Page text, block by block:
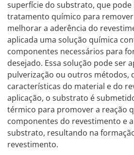
superfície do substrato, que pode
tratamento químico para
melhorar a aderência do
aplicada uma solução química
componentes necessários para
desejado. Essa solução pode ser
pulverização ou outros métodos,
características do material e do
aplicação, o substrato é
térmico para promover a reação
componentes do revestimento e
substrato, resultando na
revestimento.